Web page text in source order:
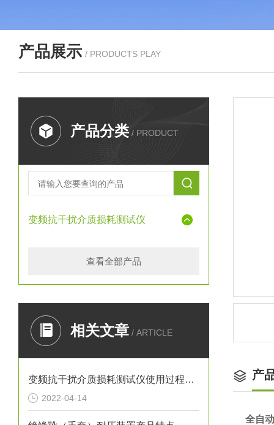
产品展示 / PRODUCTS PLAY
产品分类 / PRODUCT
变频抗干扰介质损耗测试仪
查看全部产品
相关文章 / ARTICLE
变频抗干扰介质损耗测试仪使用过程中应注意哪些事项？
2022-04-14
产
全自